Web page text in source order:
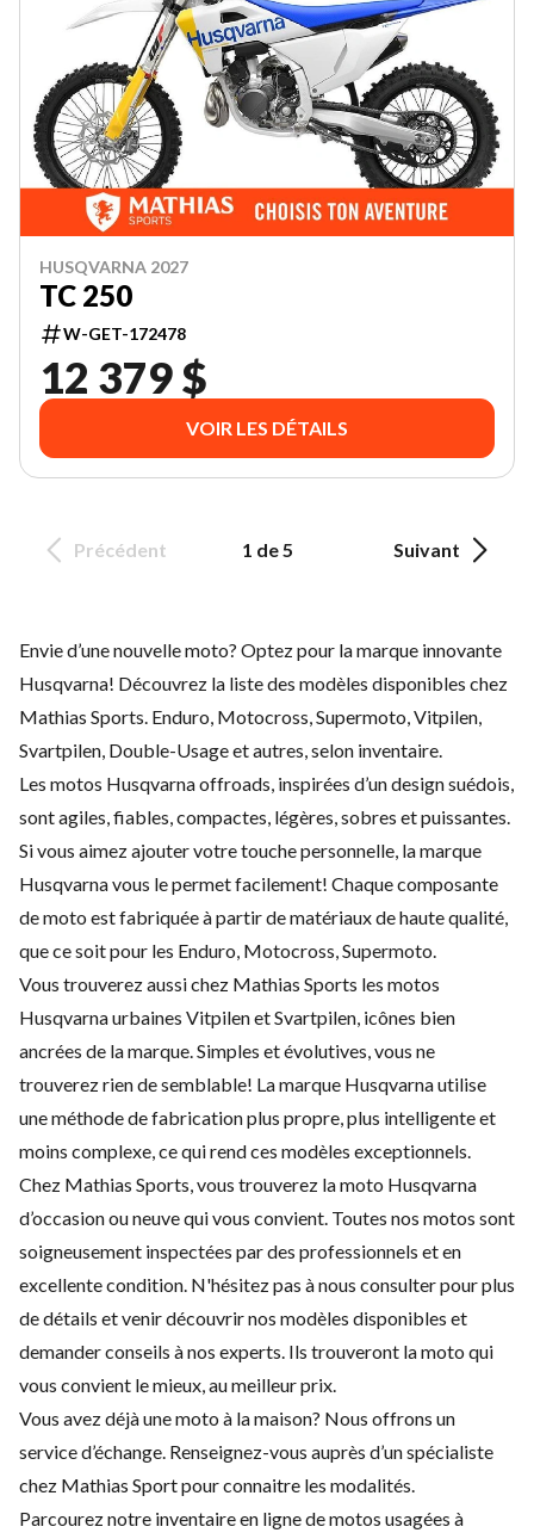
HUSQVARNA 2027
TC 250
W-GET-172478
12 379 $
VOIR LES DÉTAILS
Précédent 1 de 5 Suivant
Envie d’une nouvelle moto? Optez pour la marque innovante
Husqvarna! Découvrez la liste des modèles disponibles chez
Mathias Sports. Enduro, Motocross, Supermoto, Vitpilen,
Svartpilen, Double-Usage et autres, selon inventaire.
Les motos Husqvarna offroads, inspirées d’un design suédois,
sont agiles, fiables, compactes, légères, sobres et puissantes.
Si vous aimez ajouter votre touche personnelle, la marque
Husqvarna vous le permet facilement! Chaque composante
de moto est fabriquée à partir de matériaux de haute qualité,
que ce soit pour les Enduro, Motocross, Supermoto.
Vous trouverez aussi chez Mathias Sports les motos
Husqvarna urbaines Vitpilen et Svartpilen, icônes bien
ancrées de la marque. Simples et évolutives, vous ne
trouverez rien de semblable! La marque Husqvarna utilise
une méthode de fabrication plus propre, plus intelligente et
moins complexe, ce qui rend ces modèles exceptionnels.
Chez Mathias Sports, vous trouverez la moto Husqvarna
d’occasion ou neuve qui vous convient. Toutes nos motos sont
soigneusement inspectées par des professionnels et en
excellente condition. N'hésitez pas à nous consulter pour plus
de détails et venir découvrir nos modèles disponibles et
demander conseils à nos experts. Ils trouveront la moto qui
vous convient le mieux, au meilleur prix.
Vous avez déjà une moto à la maison? Nous offrons un
service d’échange. Renseignez-vous auprès d’un spécialiste
chez Mathias Sport pour connaitre les modalités.
Parcourez notre inventaire en ligne de motos usagées à